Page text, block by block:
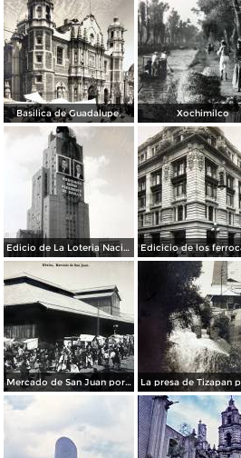
Basilica de Guadalupe. Xochimilco
Edicio de La Loteria Nacional Ciudad de México Abril de 1964
Mercado de San Juan por el fotografo Felix Miret